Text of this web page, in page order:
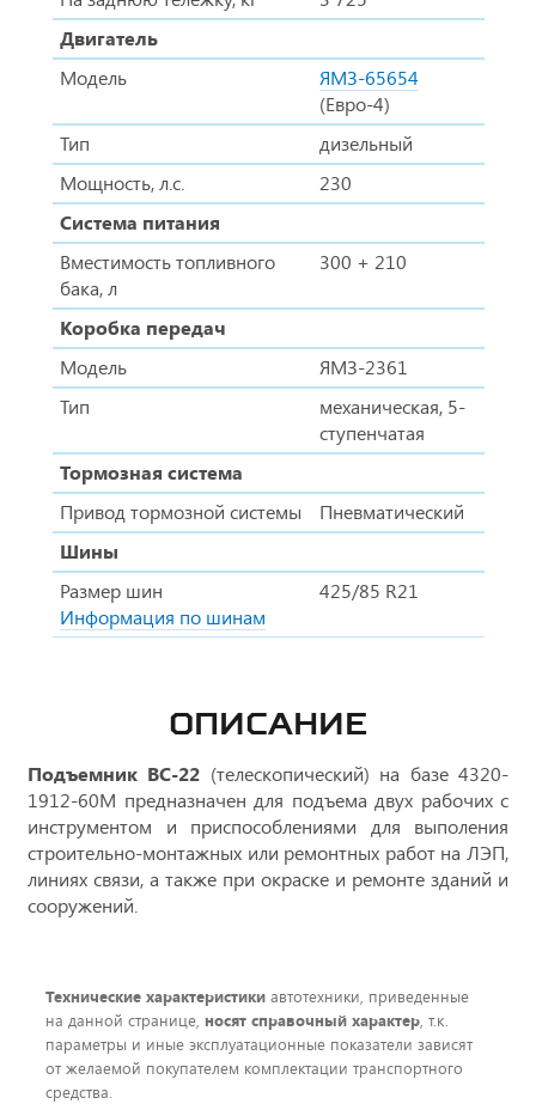
Двигатель
Модель
ЯМЗ-65654
(Евро-4)
Тип
дизельный
Мощность, л.с.
230
Система питания
Вместимость топливного
бака, л
300 + 210
Коробка передач
Модель
ЯМЗ-2361
Тип
механическая, 5-
ступенчатая
Тормозная система
Привод тормозной системы
Пневматический
Шины
Размер шин
Информация по шинам
425/85 R21
ОПИСАНИЕ
Подъемник ВС-22 (телескопический) на базе 4320-
1912-60М предназначен для подъема двух рабочих с
инструментом и приспособлениями для выполения
строительно-монтажных или ремонтных работ на ЛЭП,
линиях связи, а также при окраске и ремонте зданий и
сооружений.
Технические характеристики автотехники, приведенные
на данной странице, носят справочный характер, т.к.
параметры и иные эксплуатационные показатели зависят
от желаемой покупателем комплектации транспортного
средства.